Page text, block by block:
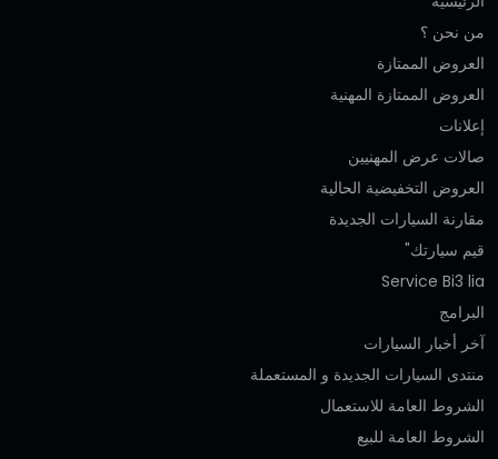
من نحن ؟
العروض الممتازة
العروض الممتازة المهنية‎
إعلانات
صالات عرض المهنيين
العروض التخفيضية الحالية
مقارنة السيارات الجديدة
قيم سيارتك"
Service Bi3 lia
البرامج
آخر أخبار السيارات
منتدى السيارات الجديدة و المستعملة
الشروط العامة للاستعمال
الشروط العامة للبيع